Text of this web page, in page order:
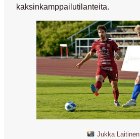
kaksinkamppailutilanteita.
Jukka Laitinen